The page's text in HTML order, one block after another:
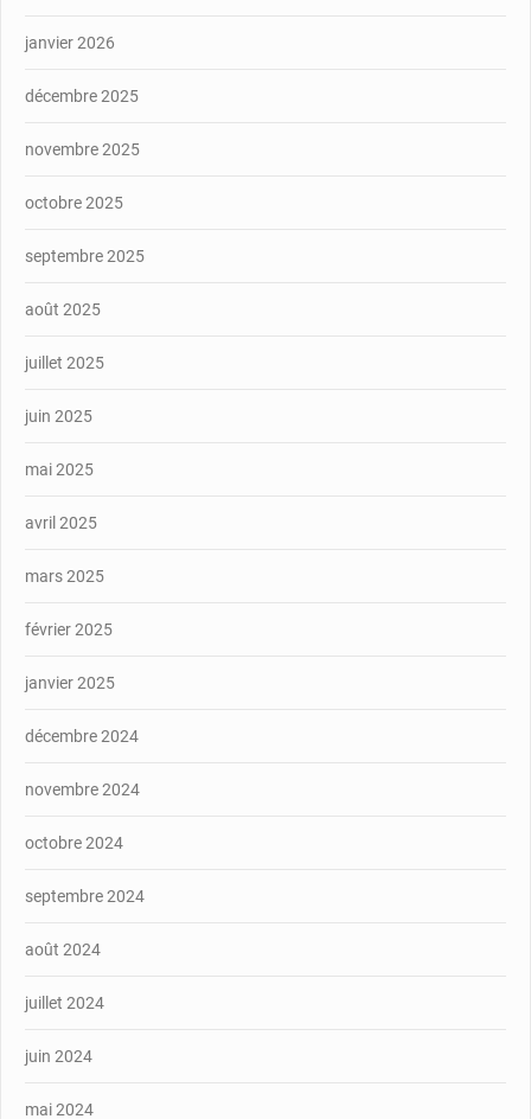
janvier 2026
décembre 2025
novembre 2025
octobre 2025
septembre 2025
août 2025
juillet 2025
juin 2025
mai 2025
avril 2025
mars 2025
février 2025
janvier 2025
décembre 2024
novembre 2024
octobre 2024
septembre 2024
août 2024
juillet 2024
juin 2024
mai 2024